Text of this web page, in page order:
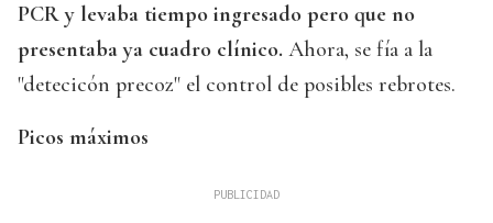
PCR y levaba tiempo ingresado pero que no
presentaba ya cuadro clínico. Ahora, se fía a la
"detecicón precoz" el control de posibles rebrotes.
Picos máximos